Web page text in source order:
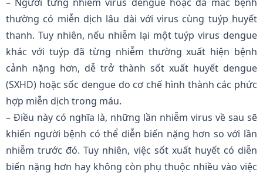
thường có miễn dịch lâu dài với virus cùng tuýp huyết
thanh. Tuy nhiên, nếu nhiễm lại một tuýp virus dengue
khác với tuýp đã từng nhiễm thường xuất hiện bệnh
cảnh nặng hơn, dễ trở thành sốt xuất huyết dengue
(SXHD) hoặc sốc dengue do cơ chế hình thành các phức
hợp miễn dịch trong máu.
– Điều này có nghĩa là, những lần nhiễm virus về sau sẽ
khiến người bệnh có thể diễn biến nặng hơn so với lần
nhiễm trước đó. Tuy nhiên, việc sốt xuất huyết có diễn
biến nặng hơn hay không còn phụ thuộc nhiều vào việc